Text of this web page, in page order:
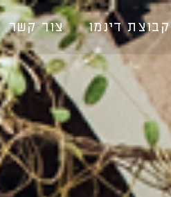
קבוצת דינמו צור קשר